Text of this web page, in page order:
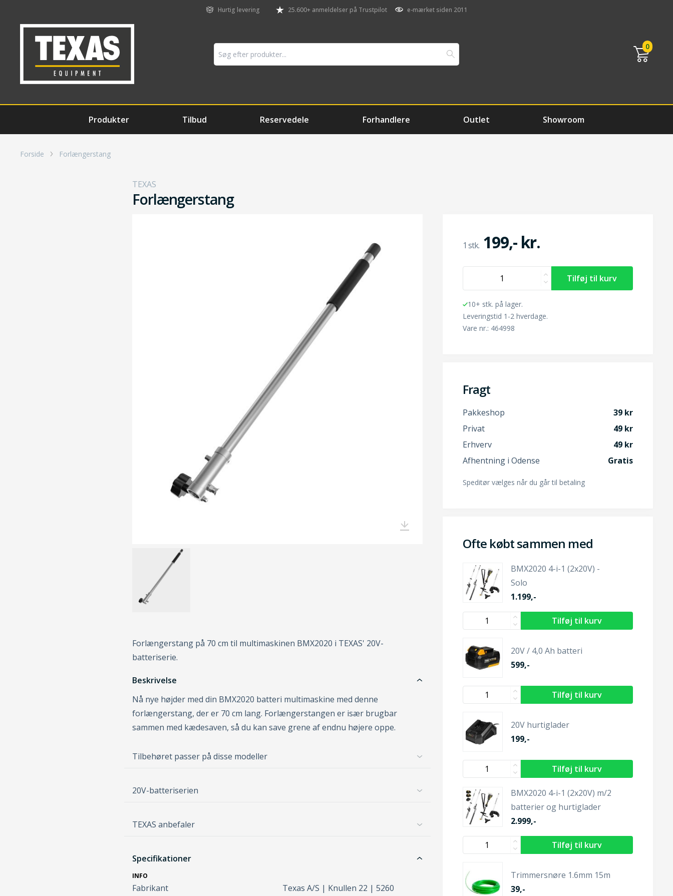
Hurtig levering 25.600+ anmeldelser på Trustpilot e-mærket siden 2011
0
Produkter Tilbud Reservedele Forhandlere Outlet Showroom
Forside Forlængerstang
TEXAS
Forlængerstang
Forlængerstang på 70 cm til multimaskinen BMX2020 i TEXAS' 20V-
batteriserie.
Beskrivelse
Nå nye højder med din BMX2020 batteri multimaskine med denne
forlængerstang, der er 70 cm lang. Forlængerstangen er især brugbar
sammen med kædesaven, så du kan save grene af endnu højere oppe.
Tilbehøret passer på disse modeller
20V-batteriserien
TEXAS anbefaler
Specifikationer
INFO
Fabrikant
Texas A/S | Knullen 22 | 5260
199,- kr.
10+ stk. på lager.
Leveringstid 1-2 hverdage.
Vare nr.: 464998
Fragt
Pakkeshop
39
Privat
49
Erhverv
49
Afhentning i Odense
Gratis
Speditør vælges når du går til betaling
Ofte købt sammen med
BMX2020 4-i-1 (2x20V) -
Solo
1.199,-
20V / 4,0 Ah batteri
599,-
20V hurtiglader
199,-
BMX2020 4-i-1 (2x20V) m/2
batterier og hurtiglader
2.999,-
Trimmersnøre 1.6mm 15m
39,-